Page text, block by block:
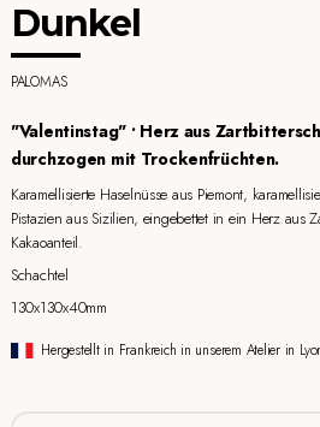
Dunkel
PALOMAS
"Valentinstag" • Herz aus
durchzogen mit Trockenfrüchten.
Karamellisierte Haselnüsse aus Piemont,
Pistazien aus Sizilien, eingebettet in ein Herz aus
Kakaoanteil.
Schachtel
130x130x40mm
Hergestellt in Frankreich in unserem Atelier in